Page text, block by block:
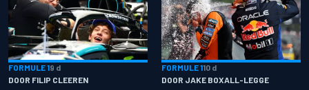
FORMULE 19 d
DOOR FILIP CLEEREN
FORMULE 110 d
DOOR JAKE BOXALL-LEGGE